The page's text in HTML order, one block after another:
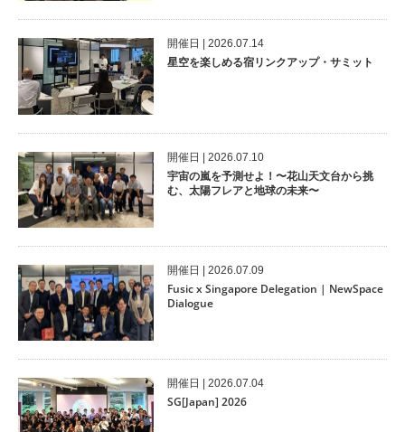
開催⽇ | 2026.07.14
星空を楽しめる宿リンクアップ・サミット
開催⽇ | 2026.07.10
宇宙の嵐を予測せよ！〜花山天文台から挑
む、太陽フレアと地球の未来〜
開催⽇ | 2026.07.09
Fusic x Singapore Delegation | NewSpace
Dialogue
開催⽇ | 2026.07.04
SG[Japan] 2026